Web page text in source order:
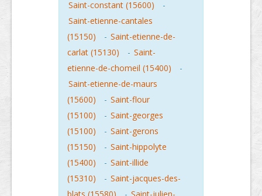
Saint-constant (15600)
-
Saint-etienne-cantales
(15150)
- Saint-etienne-de-
carlat (15130)
- Saint-
etienne-de-chomeil (15400)
-
Saint-etienne-de-maurs
(15600)
- Saint-flour
(15100)
- Saint-georges
(15100)
- Saint-gerons
(15150)
- Saint-hippolyte
(15400)
- Saint-illide
(15310)
- Saint-jacques-des-